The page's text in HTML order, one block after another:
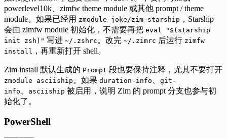
powerlevel10k、zimfw theme module 或其他 prompt / theme
module。如果已经用 zmodule joke/zim-starship ，Starship
会由 zimfw module 初始化，不需要再把 eval "$(starship
init zsh)" 写进 ~/.zshrc 。改完 ~/.zimrc 后运行 zimfw
install
，再重新打开 shell。
Zim install 默认生成的 Prompt 段也要保持注释，尤其不要打开
zmodule asciiship 。如果 duration-info
git-
info
asciiship 被启用，说明 Zim 的 prompt 分支也参与初
始化了。
PowerShell